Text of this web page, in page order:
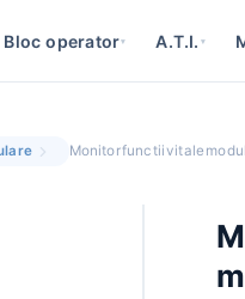
Bloc operator▾ A.T.I. ▾
Monitor functii vitale